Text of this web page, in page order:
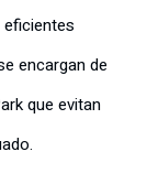
encargan de
que evitan